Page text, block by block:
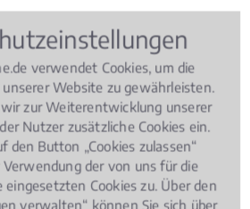
verwendet Cookies, um die
Website zu gewährleisten.
zur Weiterentwicklung unserer
Nutzer zusätzliche Cookies ein.
den Button „Cookies zulassen“
Verwendung der von uns für die
Cookies zu. Über den
verwalten“ können Sie sich über